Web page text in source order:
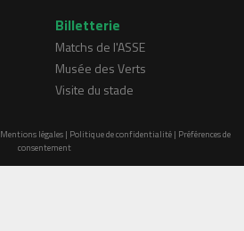
Billetterie
Matchs de l'ASSE
Musée des Verts
Visite du stade
Mentions légales| Politique de confidentialité| Préférences de
consentement